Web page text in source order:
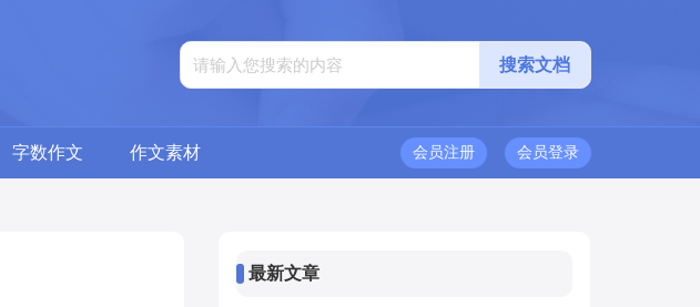
字数作文 作文素材 会员登录
会员注册
最新文章